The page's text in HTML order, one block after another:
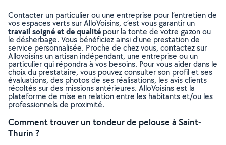
Contacter un particulier ou une entreprise pour l’entretien de
vos espaces verts sur AlloVoisins, c’est vous garantir un
travail soigné et de qualité pour la tonte de votre gazon ou
le désherbage. Vous bénéficiez ainsi d’une prestation de
service personnalisée. Proche de chez vous, contactez sur
Allovoisins un artisan indépendant, une entreprise ou un
particulier qui répondra à vos besoins. Pour vous aider dans le
choix du prestataire, vous pouvez consulter son profil et ses
évaluations, des photos de ses réalisations, les avis clients
récoltés sur des missions antérieures. AlloVoisins est la
plateforme de mise en relation entre les habitants et/ou les
professionnels de proximité.
Comment trouver un tondeur de pelouse à Saint-
Thurin ?